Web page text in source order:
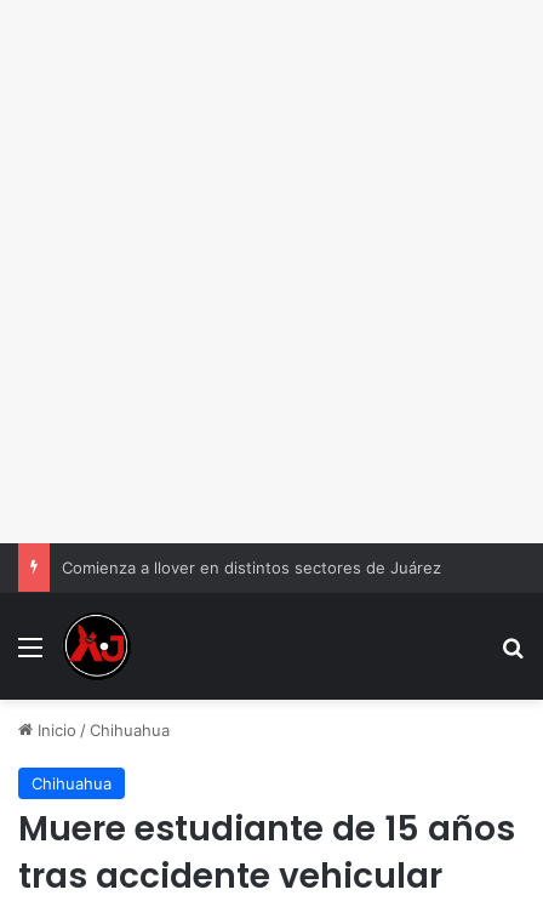
Comienza a llover en distintos sectores de Juárez
Menu
Inicio /Chihuahua
Chihuahua
Muere estudiante de 15 años
tras accidente vehicular